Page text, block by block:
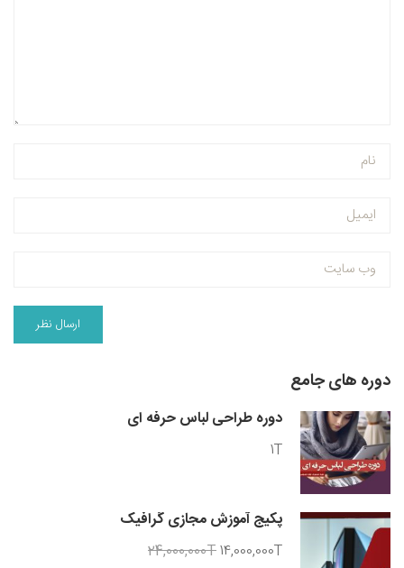
دوره های جامع
دوره طراحی لباس حرفه ای
1T
پکیج آموزش مجازی گرافیک
24,000,000T14,000,000T